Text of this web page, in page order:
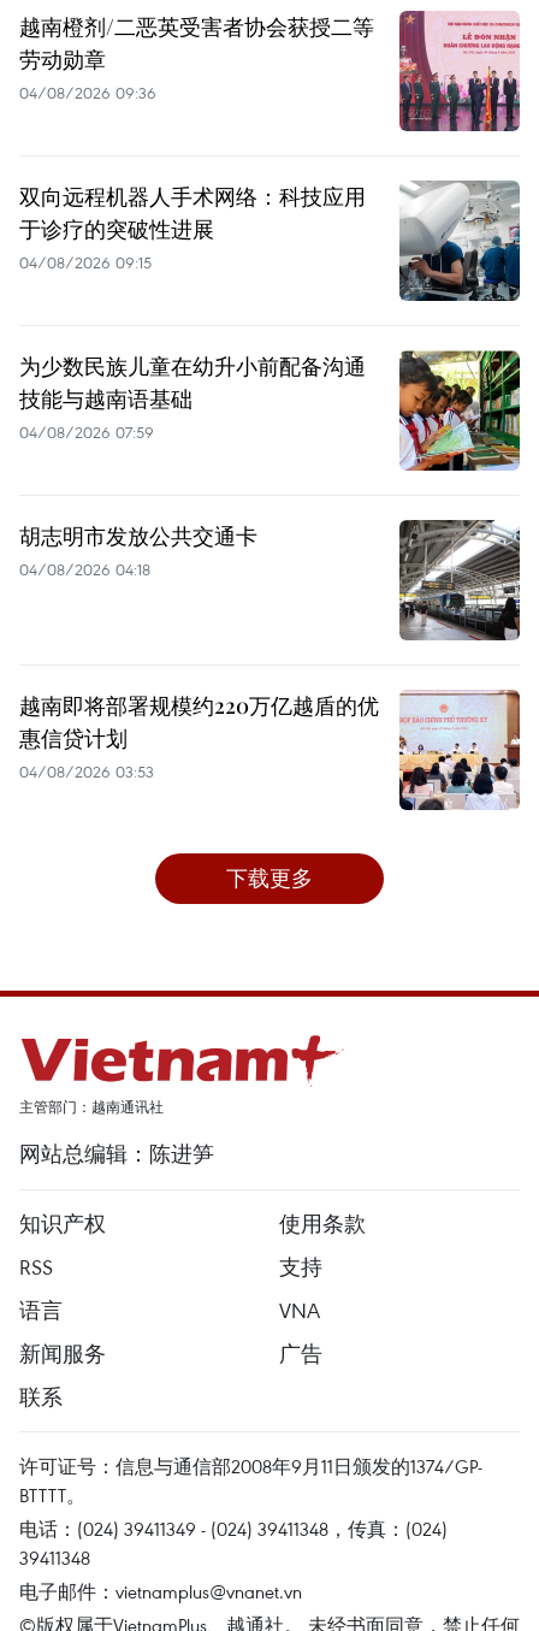
越南橙剂/二恶英受害者协会获授二等
劳动勋章
04/08/2026 09:36
双向远程机器人手术网络：科技应用
于诊疗的突破性进展
04/08/2026 09:15
为少数民族儿童在幼升小前配备沟通
技能与越南语基础
04/08/2026 07:59
胡志明市发放公共交通卡
04/08/2026 04:18
越南即将部署规模约220万亿越盾的优
惠信贷计划
04/08/2026 03:53
下载更多
主管部门：越南通讯社
网站总编辑：陈进笋
知识产权
使用条款
RSS
支持
语言
VNA
新闻服务
广告
联系
许可证号：信息与通信部2008年9月11日颁发的1374/GP-
BTTTT。
电话：(024) 39411349 - (024) 39411348，传真：(024)
39411348
电子邮件： vietnamplus@vnanet.vn
©版权属于VietnamPlus、越通社。 未经书面同意，禁止任何